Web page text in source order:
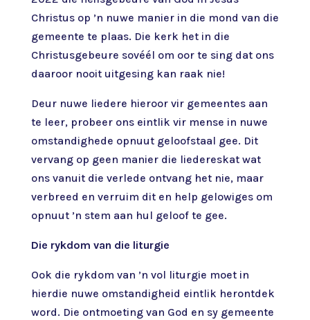
Christus op ’n nuwe manier in die mond van die
gemeente te plaas. Die kerk het in die
Christusgebeure sovéél om oor te sing dat ons
daaroor nooit uitgesing kan raak nie!
Deur nuwe liedere hieroor vir gemeentes aan
te leer, probeer ons eintlik vir mense in nuwe
omstandighede opnuut geloofstaal gee. Dit
vervang op geen manier die liedereskat wat
ons vanuit die verlede ontvang het nie, maar
verbreed en verruim dit en help gelowiges om
opnuut ’n stem aan hul geloof te gee.
Die rykdom van die liturgie
Ook die rykdom van ’n vol liturgie moet in
hierdie nuwe omstandigheid eintlik herontdek
word. Die ontmoeting van God en sy gemeente